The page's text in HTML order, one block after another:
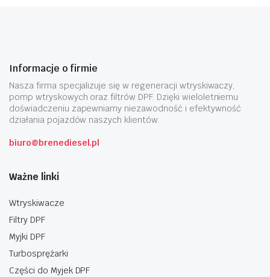
Informacje o firmie
Nasza firma specjalizuje się w regeneracji wtryskiwaczy,
pomp wtryskowych oraz filtrów DPF. Dzięki wieloletniemu
doświadczeniu zapewniamy niezawodność i efektywność
działania pojazdów naszych klientów.
biuro@brenediesel.pl
Ważne linki
Wtryskiwacze
Filtry DPF
Myjki DPF
Turbosprężarki
Części do Myjek DPF